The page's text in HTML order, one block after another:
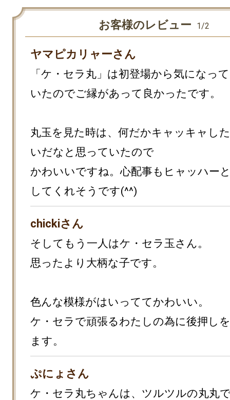
お客様のレビュー 1/2
ヤマピカリャーさん
「ケ・セラ丸」は初登場から気になって
いたのでご縁があって良かったです。
丸玉を見た時は、何だかキャッキャし
いだなと思っていたので
かわいいですね。心配事もヒャッハー
してくれそうです(^^)
chickiさん
そしてもう一人はケ・セラ玉さん。
思ったより大柄な子です。
色んな模様がはいっててかわいい。
ケ・セラで頑張るわたしの為に後押し
ます。
ぷにょさん
ケ・セラ丸ちゃんは、ツルツルの丸丸